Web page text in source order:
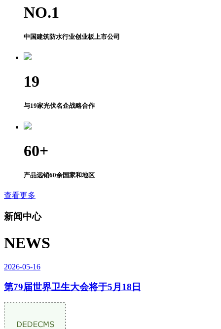
NO.1
中国建筑防水行业创业板上市公司
19
与19家光伏名企战略合作
60+
产品远销60余国家和地区
查看更多
新闻中心
NEWS
2026-05-16
第79届世界卫生大会将于5月18日